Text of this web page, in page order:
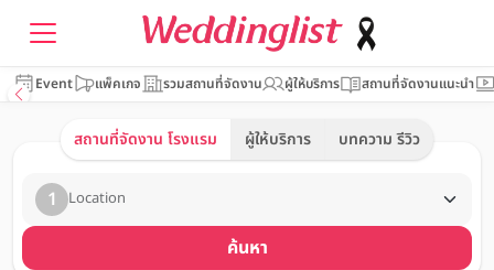
Event แพ็คเกจ รวมสถานที่จัดงาน ผู้ให้บริการ สถานที่จัดงานแนะนำ
สถานที่จัดงาน โรงแรม ผู้ให้บริการ บทความ รีวิว
1 Location
ค้นหา